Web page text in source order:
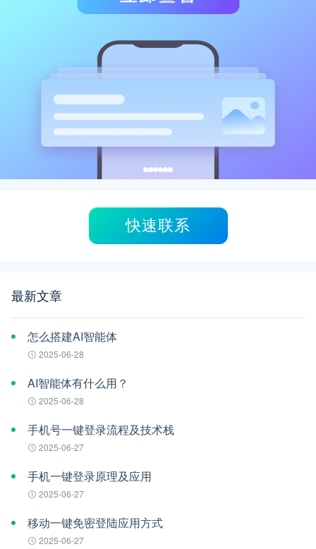
快速联系
最新文章
怎么搭建AI智能体
2025-06-28
AI智能体有什么用？
2025-06-28
手机号一键登录流程及技术栈
2025-06-27
手机一键登录原理及应用
2025-06-27
移动一键免密登陆应用方式
2025-06-27